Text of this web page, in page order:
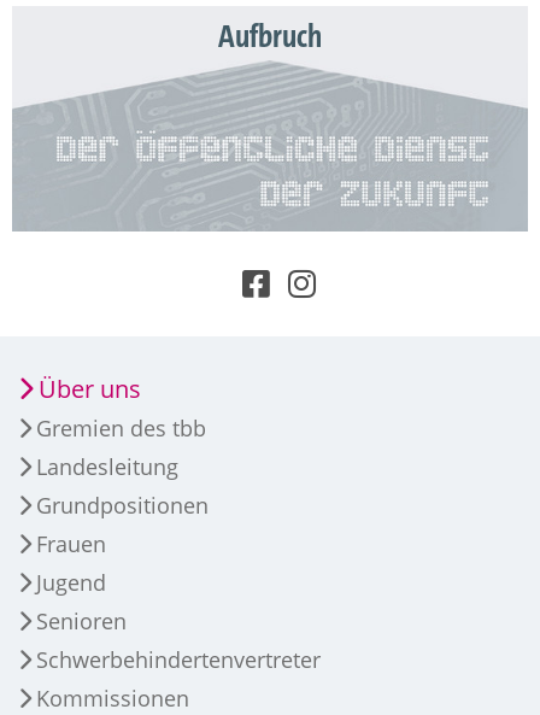
Aufbruch
Über uns
Gremien des tbb
Landesleitung
Grundpositionen
Frauen
Jugend
Senioren
Schwerbehindertenvertreter
Kommissionen